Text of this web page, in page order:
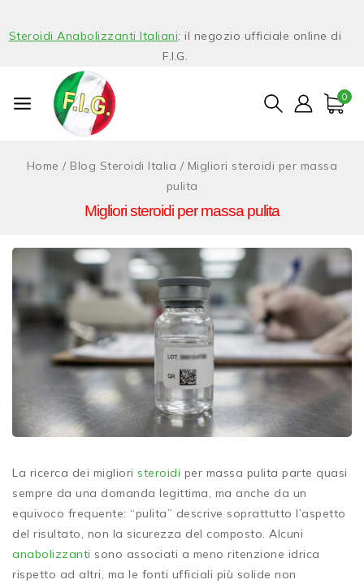
Steroidi Anabolizzanti Italiani: il negozio ufficiale online di
F.I.G.
0
Home / Blog Steroidi Italia / Migliori steroidi per massa
pulita
Migliori steroidi per massa pulita
La ricerca dei migliori steroidi per massa pulita parte quasi
sempre da una domanda legittima, ma anche da un
equivoco frequente: “pulita” descrive soprattutto l’aspetto
del risultato, non la sicurezza del composto. Alcuni
anabolizzanti sono associati a meno ritenzione idrica
rispetto ad altri, ma le fonti ufficiali più solide non